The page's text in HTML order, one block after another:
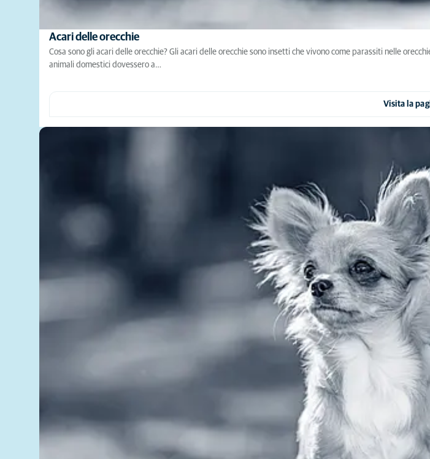
Acari delle orecchie
Cosa sono gli acari delle orecchie? Gli acari delle orecchie sono insetti che vivono come parassiti nelle
animali domestici dovessero a…
Visita la